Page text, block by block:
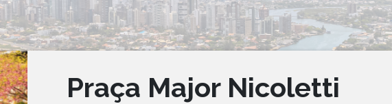
Praça Major Nicoletti